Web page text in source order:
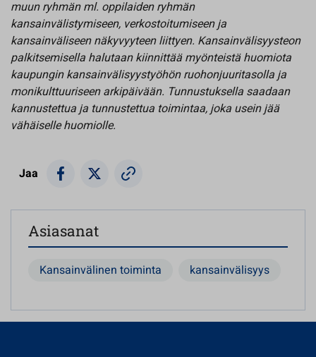
muun ryhmän ml. oppilaiden ryhmän
kansainvälistymiseen, verkostoitumiseen ja
kansainväliseen näkyvyyteen liittyen. Kansainvälisyysteon
palkitsemisella halutaan kiinnittää myönteistä huomiota
kaupungin kansainvälisyystyöhön ruohonjuuritasolla ja
monikulttuuriseen arkipäivään. Tunnustuksella saadaan
kannustettua ja tunnustettua toimintaa, joka usein jää
vähäiselle huomiolle.
Jaa
Asiasanat
Kansainvälinen toiminta kansainvälisyys